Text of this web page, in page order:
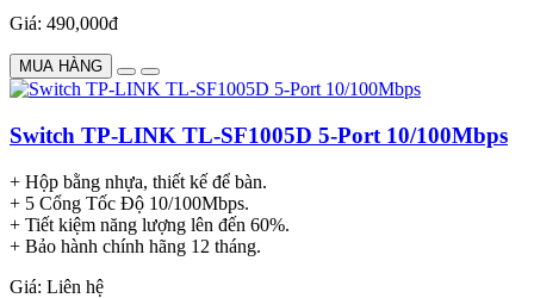
Giá: 490,000đ
MUA HÀNG
Switch TP-LINK TL-SF1005D 5-Port 10/100Mbps
+ Hộp bằng nhựa, thiết kế để bàn.
+ 5 Cổng Tốc Độ 10/100Mbps.
+ Tiết kiệm năng lượng lên đến 60%.
+ Bảo hành chính hãng 12 tháng.
Giá: Liên hệ